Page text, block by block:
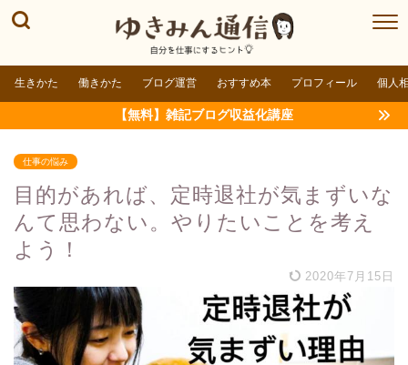
生きかた 働きかた ブログ運営 おすすめ本 プロフィール 個人
【無料】雑記ブログ収益化講座
仕事の悩み
目的があれば、定時退社が気まずいな
んて思わない。やりたいことを考え
よう！
2020年7月15日